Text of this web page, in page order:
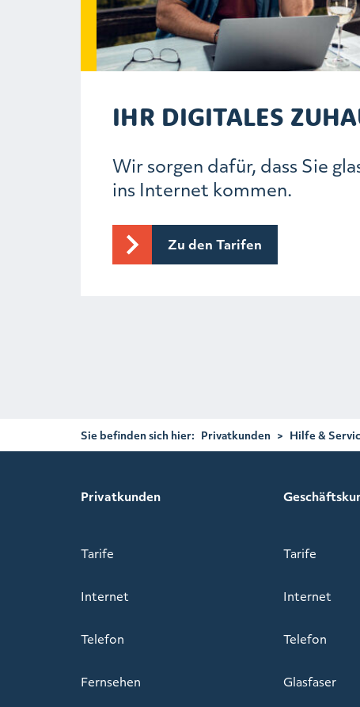
IHR DIGITALES
Wir sorgen dafür, dass Sie
ins Internet kommen.
Zu den Tarifen
Sie befinden sich hier: Privatkunden > Hilfe &
Privatkunden
Tarife
Internet
Telefon
Fernsehen
Tarife
Internet
Telefon
Glasfaser